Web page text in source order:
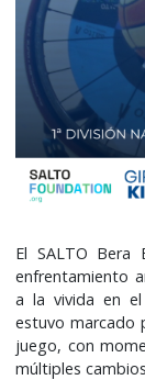
El SALTO
enfrentamiento
a la vivida en
estuvo marcado
juego, con
múltiples